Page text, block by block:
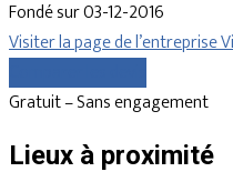
Fondé sur 03-12-2016
Visiter la page de l’entreprise
Gratuit – Sans engagement
Lieux à proximité